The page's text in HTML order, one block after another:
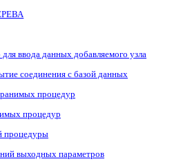
ввода данных добавляемого узла
соединения с базой данных
процедур
процедур
процедуры
выходных параметров